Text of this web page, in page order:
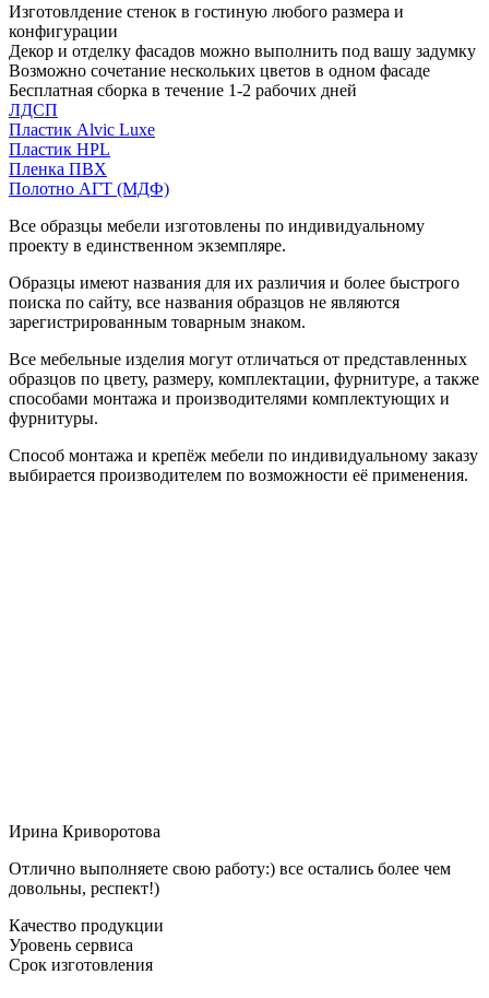
Изготовлдение стенок в гостиную любого размера и
конфигурации
Декор и отделку фасадов можно выполнить под вашу задумку
Возможно сочетание нескольких цветов в одном фасаде
Бесплатная сборка в течение 1-2 рабочих дней
ЛДСП
Пластик Alvic Luxe
Пластик HPL
Пленка ПВХ
Полотно АГТ (МДФ)
Все образцы мебели изготовлены по индивидуальному
проекту в единственном экземпляре.
Образцы имеют названия для их различия и более быстрого
поиска по сайту, все названия образцов не являются
зарегистрированным товарным знаком.
Все мебельные изделия могут отличаться от представленных
образцов по цвету, размеру, комплектации, фурнитуре, а также
способами монтажа и производителями комплектующих и
фурнитуры.
Способ монтажа и крепёж мебели по индивидуальному заказу
выбирается производителем по возможности её применения.
Ирина Криворотова
Отлично выполняете свою работу:) все остались более чем
довольны, респект!)
Качество продукции
Уровень сервиса
Срок изготовления